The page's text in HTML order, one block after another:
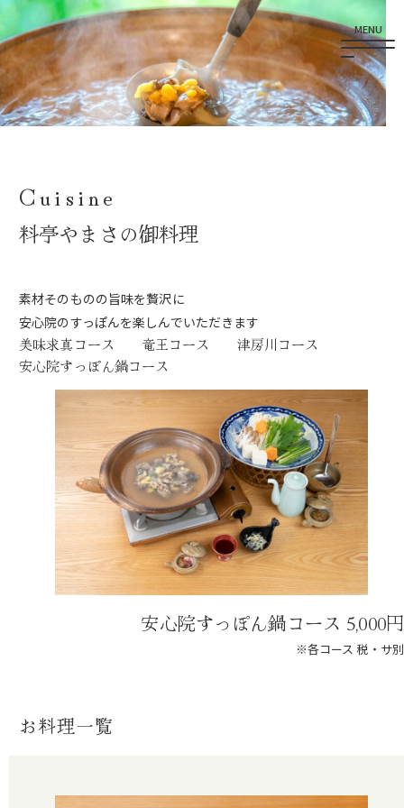
Cuisine
料亭やまさの御料理
素材そのものの旨味を贅沢に
安心院のすっぽんを楽しんでいただきます
美味求真コース 竜王コース
津房川コース
安心院すっぽん鍋コース
安心院すっぽん鍋コース 5,000円
※各コース 税・サ別
お料理一覧